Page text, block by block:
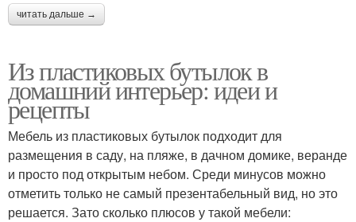
читать дальше →
Из пластиковых бутылок в
домашний интерьер: идеи и
рецепты
Мебель из пластиковых бутылок подходит для
размещения в саду, на пляже, в дачном домике, веранде
и просто под открытым небом. Среди минусов можно
отметить только не самый презентабельный вид, но это
решается. Зато сколько плюсов у такой мебели: